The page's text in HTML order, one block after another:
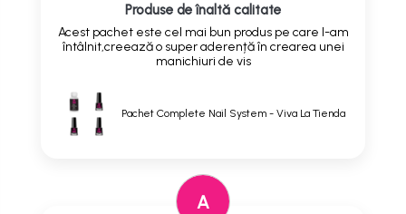
Produse de înaltă calitate
Acest pachet este cel mai bun produs pe care l-am
întâlnit,creează o super aderență în crearea unei
manichiuri de vis
Pachet Complete Nail System - Viva La Tienda
A